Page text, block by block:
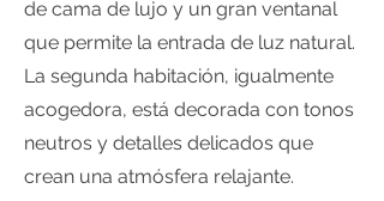
de cama de lujo y un gran ventanal
que permite la entrada de luz natural.
La segunda habitación, igualmente
acogedora, está decorada con tonos
neutros y detalles delicados que
crean una atmósfera relajante.